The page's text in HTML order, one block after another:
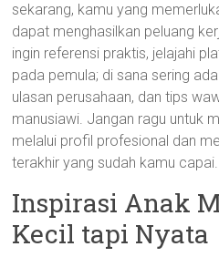
sekarang, kamu yang
dapat menghasilkan peluang
ingin referensi praktis, jelajahi
pada pemula; di sana sering
ulasan perusahaan, dan tips
manusiawi. Jangan ragu untuk
melalui profil profesional dan
terakhir yang sudah kamu capai.
Inspirasi Anak
Kecil tapi Nyata